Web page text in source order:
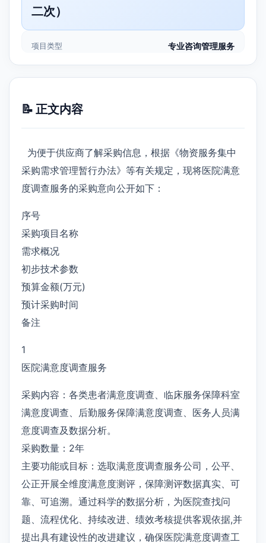
二次）
项目类型 专业咨询管理服务
📝 正文内容
为便于供应商了解采购信息，根据《物资服务集中
采购需求管理暂行办法》等有关规定，现将医院满意
度调查服务的采购意向公开如下：
序号
采购项目名称
需求概况
初步技术参数
预算金额(万元)
预计采购时间
备注
1
医院满意度调查服务
采购内容：各类患者满意度调查、临床服务保障科室
满意度调查、后勤服务保障满意度调查、医务人员满
意度调查及数据分析。
采购数量：2年
主要功能或目标：选取满意度调查服务公司，公平、
公正开展全维度满意度测评，保障测评数据真实、可
靠、可追溯。通过科学的数据分析，为医院查找问
题、流程优化、持续改进、绩效考核提供客观依据,并
提出具有建设性的改进建议，确保医院满意度调查工